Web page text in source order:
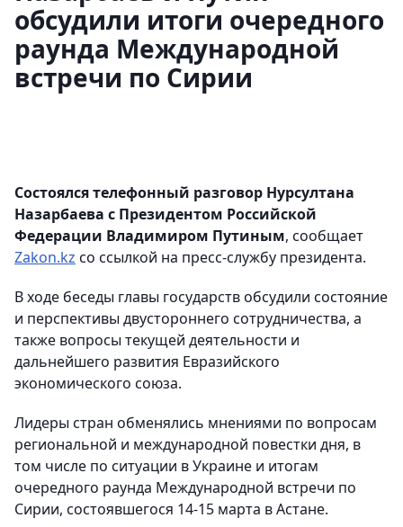
обсудили итоги очередного
раунда Международной
встречи по Сирии
Состоялся телефонный разговор Нурсултана
Назарбаева с Президентом Российской
Федерации Владимиром Путиным, сообщает
Zakon.kz со ссылкой на пресс-службу президента.
В ходе беседы главы государств обсудили состояние
и перспективы двустороннего сотрудничества, а
также вопросы текущей деятельности и
дальнейшего развития Евразийского
экономического союза.
Лидеры стран обменялись мнениями по вопросам
региональной и международной повестки дня, в
том числе по ситуации в Украине и итогам
очередного раунда Международной встречи по
Сирии, состоявшегося 14-15 марта в Астане.